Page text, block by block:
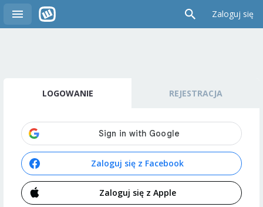
Zaloguj się
LOGOWANIE REJESTRACJA
Zaloguj się z Facebook
Zaloguj się z Apple